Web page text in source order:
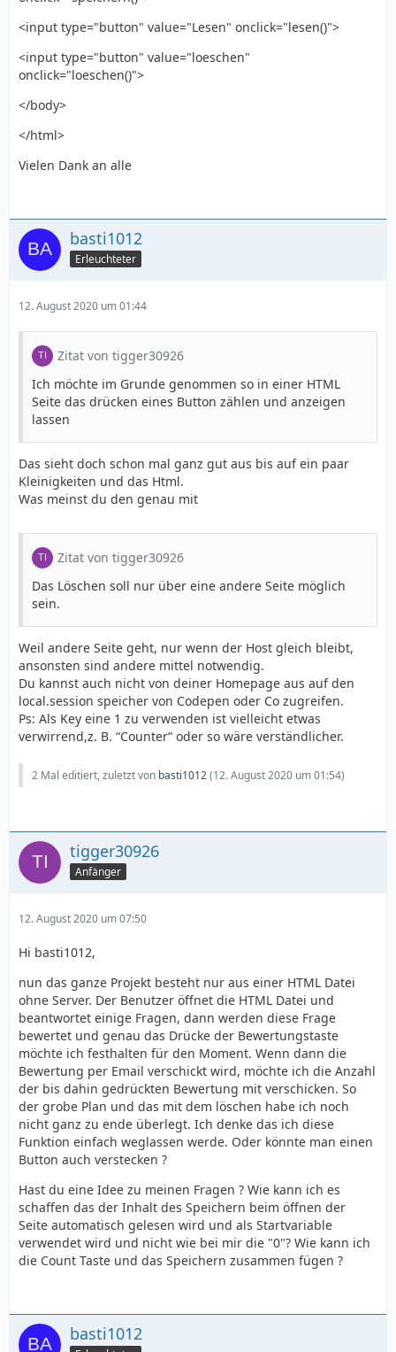
<input type="button" value="Lesen" onclick="lesen()">
<input type="button" value="loeschen"
onclick="loeschen()">
</body>
</html>
Vielen Dank an alle
basti1012
Erleuchteter
12. August 2020 um 01:44
Zitat von tigger30926
Ich möchte im Grunde genommen so in einer HTML
Seite das drücken eines Button zählen und anzeigen
lassen
Das sieht doch schon mal ganz gut aus bis auf ein paar
Kleinigkeiten und das Html.
Was meinst du den genau mit
Zitat von tigger30926
Das Löschen soll nur über eine andere Seite möglich
sein.
Weil andere Seite geht, nur wenn der Host gleich bleibt,
ansonsten sind andere mittel notwendig.
Du kannst auch nicht von deiner Homepage aus auf den
local.session speicher von Codepen oder Co zugreifen.
Ps: Als Key eine 1 zu verwenden ist vielleicht etwas
verwirrend,z. B. “Counter“ oder so wäre verständlicher.
2 Mal editiert, zuletzt von basti1012(12. August 2020 um 01:54)
tigger30926
Anfänger
12. August 2020 um 07:50
Hi basti1012,
nun das ganze Projekt besteht nur aus einer HTML Datei
ohne Server. Der Benutzer öffnet die HTML Datei und
beantwortet einige Fragen, dann werden diese Frage
bewertet und genau das Drücke der Bewertungstaste
möchte ich festhalten für den Moment. Wenn dann die
Bewertung per Email verschickt wird, möchte ich die Anzahl
der bis dahin gedrückten Bewertung mit verschicken. So
der grobe Plan und das mit dem löschen habe ich noch
nicht ganz zu ende überlegt. Ich denke das ich diese
Funktion einfach weglassen werde. Oder könnte man einen
Button auch verstecken ?
Hast du eine Idee zu meinen Fragen ? Wie kann ich es
schaffen das der Inhalt des Speichern beim öffnen der
Seite automatisch gelesen wird und als Startvariable
verwendet wird und nicht wie bei mir die "0"? Wie kann ich
die Count Taste und das Speichern zusammen fügen ?
basti1012